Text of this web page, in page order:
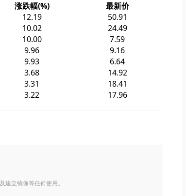
涨跌幅(%)
最新价
12.19
50.91
10.02
24.49
10.00
7.59
9.96
9.16
9.93
6.64
3.68
14.92
3.31
18.41
3.22 17.96
立镜像等任何使用。